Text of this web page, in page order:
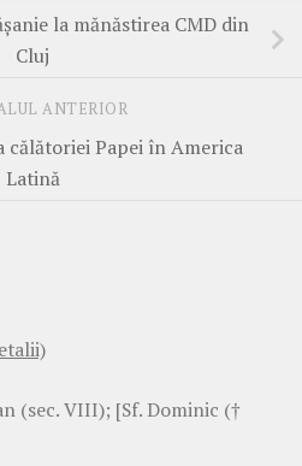
la mănăstirea CMD din
Cluj
ANTERIOR
călătoriei Papei în America
Latină
(sec. VIII); [Sf. Dominic (†